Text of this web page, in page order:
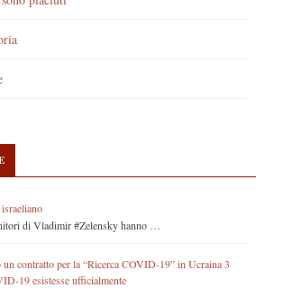
di Vladimir #Zelensky hanno …
contratto per la “Ricerca COVID-19” in Ucraina 3
19 esistesse ufficialmente